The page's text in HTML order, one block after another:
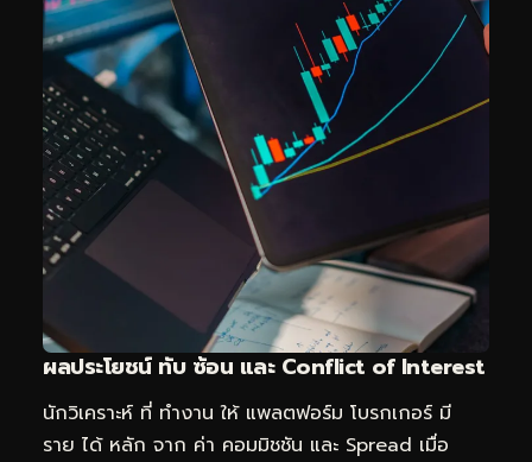
ผลประโยชน์ ทับ ซ้อน และ Conflict of Interest
นักวิเคราะห์ ที่ ทำงาน ให้ แพลตฟอร์ม โบรกเกอร์ มี
ราย ได้ หลัก จาก ค่า คอมมิชชัน และ Spread เมื่อ